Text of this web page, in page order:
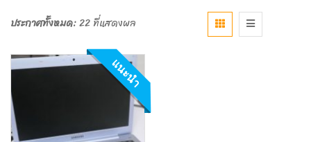
ประกาศทั้งหมด:22 ที่แสดงผล
แนะนำ